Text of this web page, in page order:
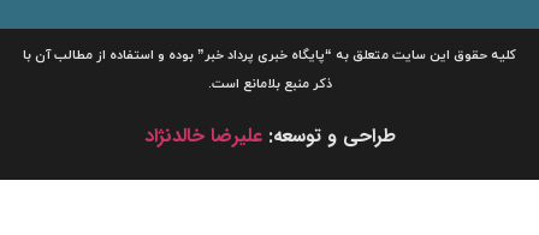
کلیه حقوق این سایت متعلق به“پایگاه خبریپرداد خبر”بوده و استفاده از مطالب آن با
ذکر منبع بلامانع است.
طراحی و توسعه:علیرضا خالدنژاد